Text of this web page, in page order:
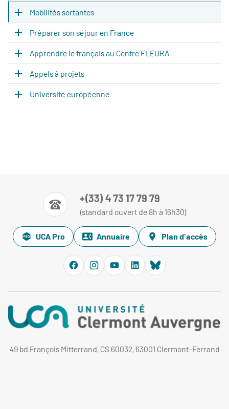
Mobilités sortantes
Préparer son séjour en France
Apprendre le français au Centre FLEURA
Appels à projets
Université européenne
+(33) 4 73 17 79 79
(standard ouvert de 8h à 16h30)
UCA Pro Annuaire Plan d'accès
49 bd François Mitterrand, CS 60032, 63001 Clermont-Ferrand